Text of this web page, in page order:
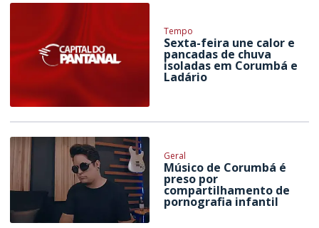
Tempo
Sexta-feira une calor e
pancadas de chuva
isoladas em Corumbá e
Ladário
Geral
Músico de Corumbá é
preso por
compartilhamento de
pornografia infantil